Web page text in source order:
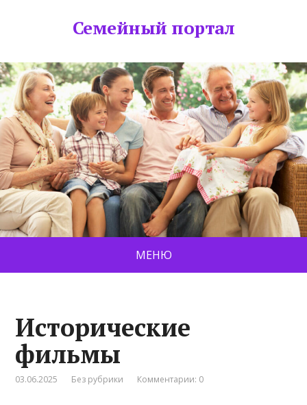
Семейный портал
МЕНЮ
Исторические
фильмы
03.06.2025 Без рубрики Комментарии: 0